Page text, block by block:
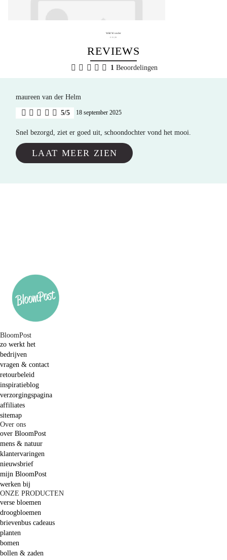
Wild Wonder
€ 19,99
REVIEWS
1 Beoordelingen
maureen van der Helm
5/5 18 september 2025
Snel bezorgd, ziet er goed uit, schoondochter vond het mooi.
LAAT MEER ZIEN
BloomPost
zo werkt het
bedrijven
vragen & contact
retourbeleid
inspiratieblog
verzorgingspagina
affiliates
sitemap
Over ons
over BloomPost
mens & natuur
klantervaringen
nieuwsbrief
mijn BloomPost
werken bij
ONZE PRODUCTEN
verse bloemen
droogbloemen
brievenbus cadeaus
planten
bomen
bollen & zaden